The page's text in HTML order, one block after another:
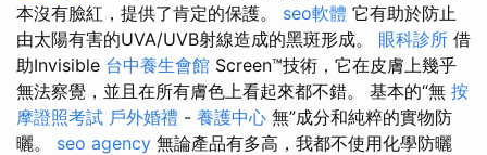
本沒有臉紅，提供了肯定的保護。 seo軟體 它有助於防止
由太陽有害的UVA/UVB射線造成的黑斑形成。 眼科診所 借
助Invisible 台中養生會館 Screen™技術，它在皮膚上幾乎
無法察覺，並且在所有膚色上看起來都不錯。 基本的“無 按
摩證照考試 戶外婚禮 - 養護中心 無”成分和純粹的實物防
曬。 seo agency 無論產品有多高，我都不使用化學防曬